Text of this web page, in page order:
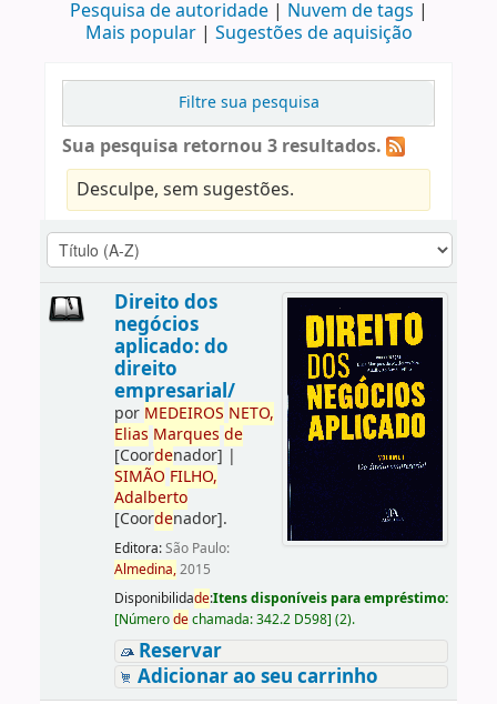
Pesquisa de autoridade
Nuvem de tags
Mais popular
Sugestões de aquisição
Filtre sua pesquisa
Sua pesquisa retornou 3 resultados.
Desculpe, sem sugestões.
Direito dos
negócios
aplicado: do
direito
empresarial/
por MEDEIROS NETO,
Elias Marques de
[Coordenador] |
SIMÃO FILHO,
Adalberto
[Coordenador].
Editora:São Paulo:
Almedina,2015
Disponibilidade:Itens disponíveis para empréstimo:
[Númerodechamada:342.2 D598] (2).
Reservar
Adicionar ao seu carrinho